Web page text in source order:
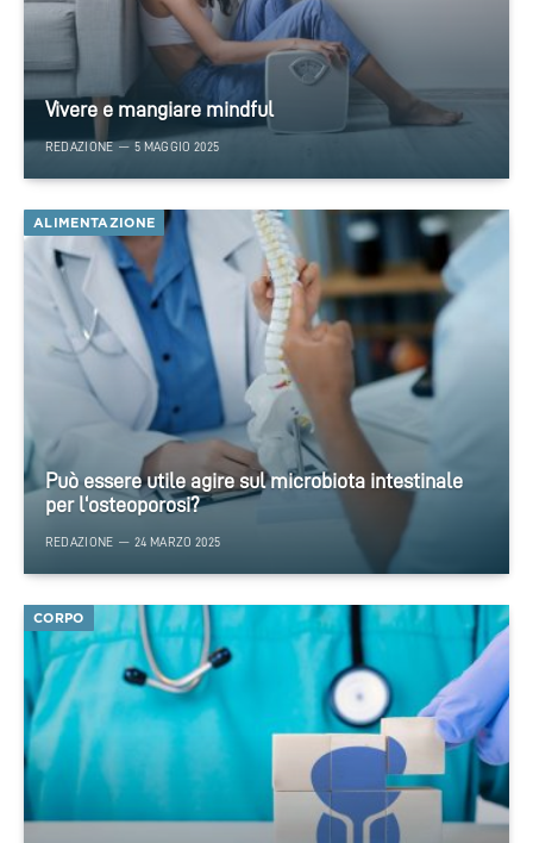
Vivere e mangiare mindful
REDAZIONE 5 MAGGIO 2025
ALIMENTAZIONE
Può essere utile agire sul microbiota intestinale
per l‘osteoporosi?
REDAZIONE 24 MARZO 2025
CORPO